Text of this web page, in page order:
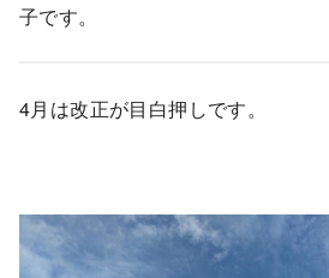
子です。
4月は改正が目白押しです。